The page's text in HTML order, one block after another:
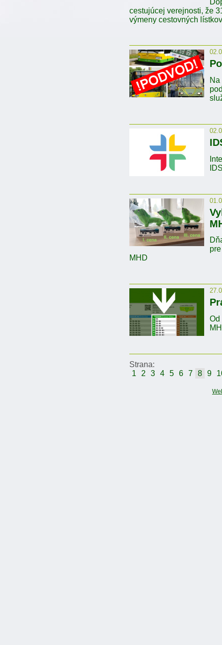
cestujúcej verejnosti, že
výmeny cestovných
MHD
Od
Strana:
1
2 3 4 5 6 7 8 9